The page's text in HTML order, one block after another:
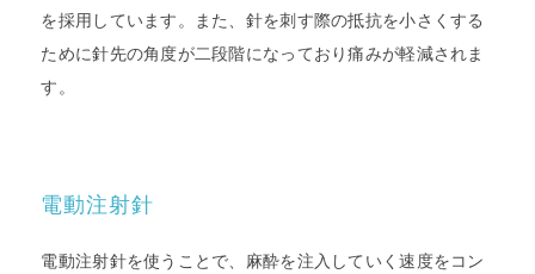
を採用しています。また、針を刺す際の抵抗を小さくする
ために針先の角度が二段階になっており痛みが軽減されま
す。
電動注射針
電動注射針を使うことで、麻酔を注入していく速度をコン